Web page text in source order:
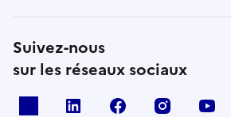
Suivez-nous
sur les réseaux sociaux
Linkedin Facebook Instagram